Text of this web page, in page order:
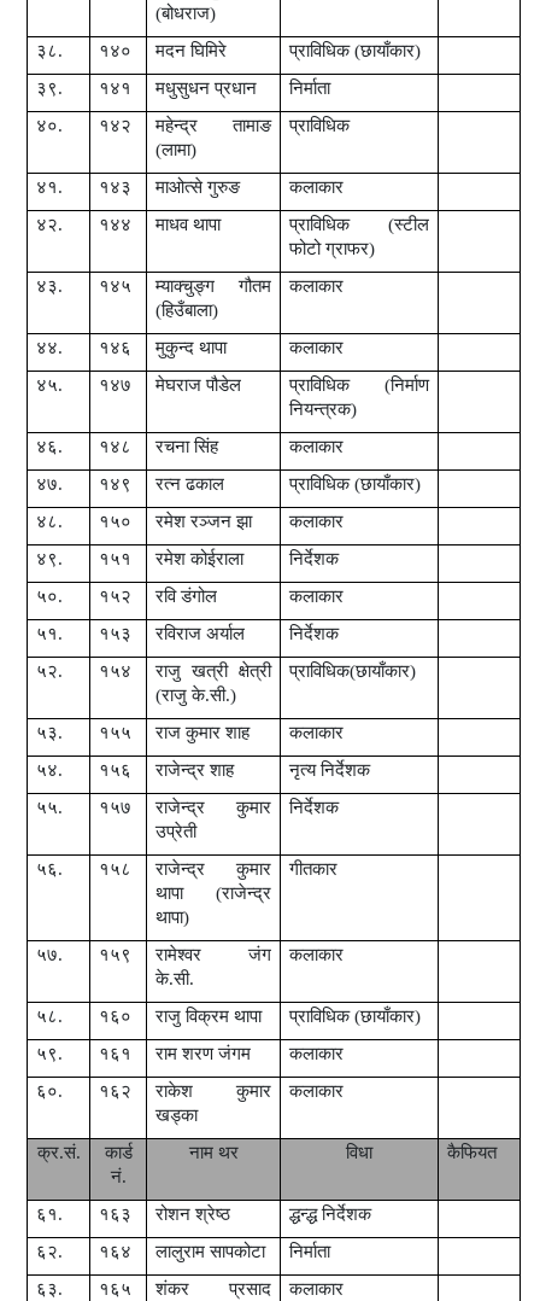
(बोधराज)
३८. १४० मदन घिमिरे
प्राविधिक (छायाँकार)
३९.
१४१ मधुसुधन प्रधान
निर्माता
४०.
१४२
महेन्द्र तामाङ
(लामा)
प्राविधिक
४१. १४३ माओत्से गुरुङ
कलाकार
४२.
१४४ माधव थापा
प्राविधिक (स्टील
फोटो ग्राफर)
४३.
१४५
म्याक्चुङ्ग गौतम
(हिउँबाला)
कलाकार
४४. १४६ मुकुन्द थापा
कलाकार
४५.
१४७ मेघराज पौडेल
प्राविधिक (निर्माण
नियन्त्रक)
४६.
१४८ रचना सिंह
कलाकार
४७.
१४९ रत्न ढकाल
प्राविधिक (छायाँकार)
४८.
१५० रमेश रञ्जन झा
कलाकार
४९.
१५१ रमेश कोईराला
निर्देशक
५०.
१५२ रवि डंगोल
कलाकार
५१.
१५३ रविराज अर्याल
निर्देशक
५२.
१५४
राजु खत्री क्षेत्री
(राजु के.सी.)
प्राविधिक(छायाँकार)
५३. १५५ राज कुमार शाह
कलाकार
५४.
१५६ राजेन्द्र शाह
नृत्य निर्देशक
५५.
१५७
राजेन्द्र कुमार
उप्रेती
निर्देशक
५६. १५८
राजेन्द्र कुमार
थापा (राजेन्द्र
थापा)
गीतकार
५७. १५९
रामेश्वर जंग
के.सी.
कलाकार
५८. १६० राजु विक्रम थापा
प्राविधिक (छायाँकार)
५९.
१६१ राम शरण जंगम
कलाकार
६०.
१६२
राकेश कुमार
खड्का
कलाकार
क्र.सं.
कार्ड
नं.
नाम थर विधा कैफियत
६१. १६३ रोशन श्रेष्ठ
द्धन्द्ध निर्देशक
६२.
१६४ लालुराम सापकोटा
निर्माता
६३.
१६५
शंकर प्रसाद
कलाकार